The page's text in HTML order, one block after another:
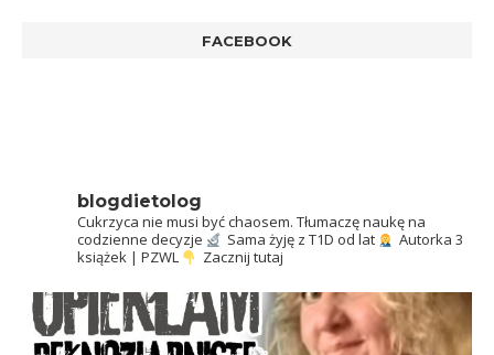
FACEBOOK
blogdietolog
Cukrzyca nie musi być chaosem. Tłumaczę naukę na
codzienne decyzje
Sama żyję z T1D od lat
Autorka 3
książek | PZWL
Zacznij tutaj